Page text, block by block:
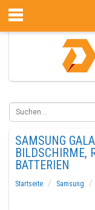
SAMSUNG
BILDSCHIRME,
BATTERIEN
Startseite Samsung